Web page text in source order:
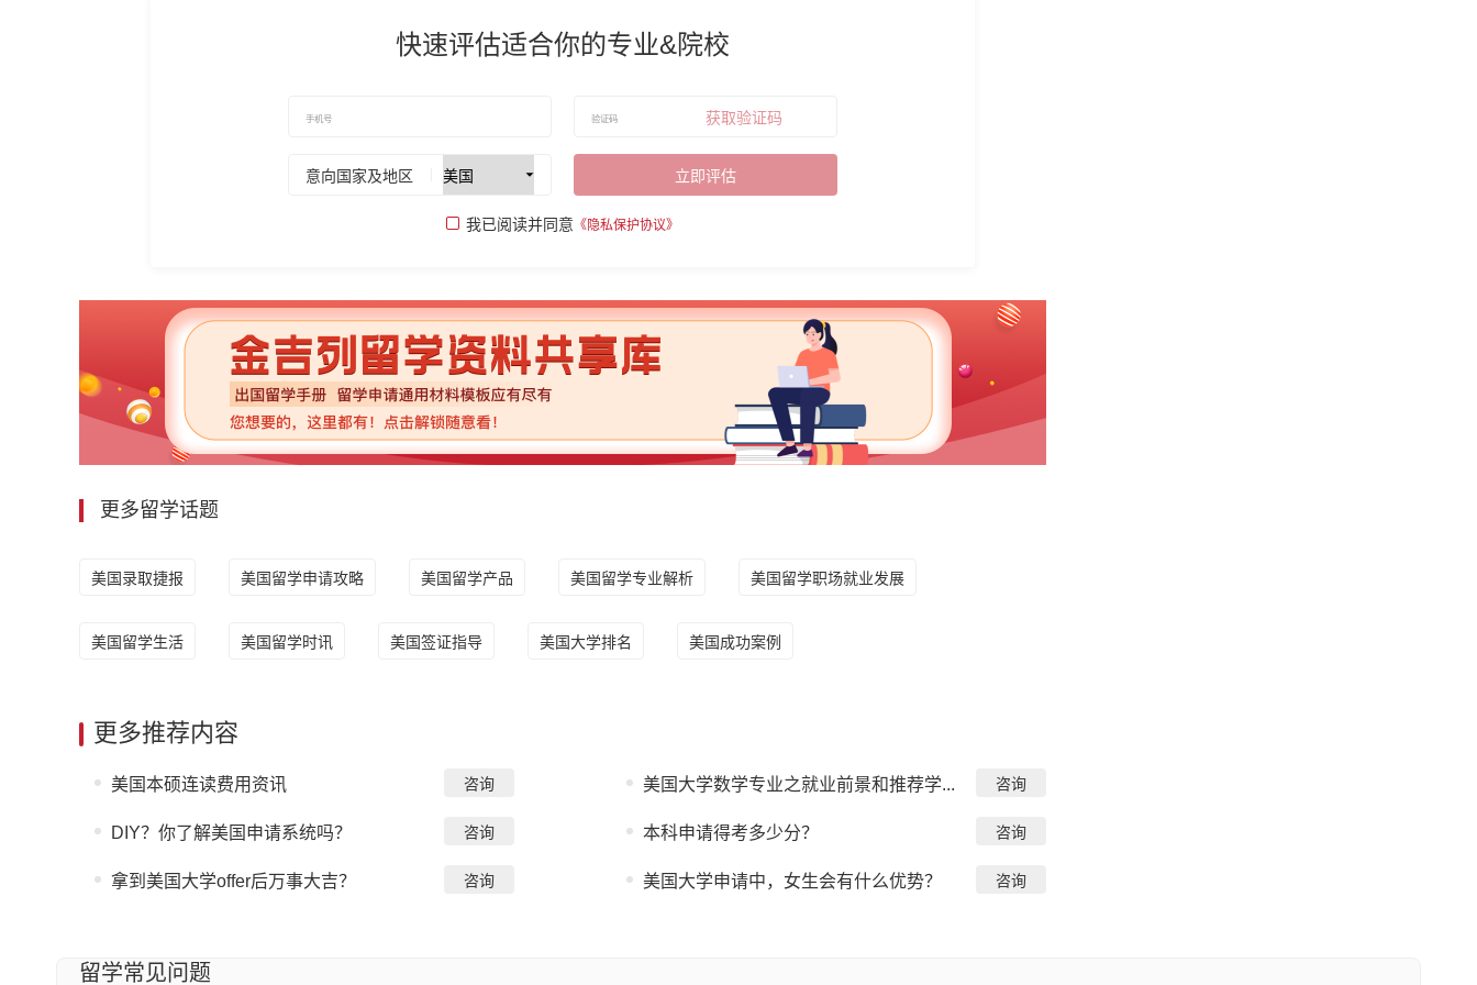
快速评估适合你的专业&院校
获取验证码
意向国家及地区 立即评估
我已阅读并同意 《隐私保护协议》
更多留学话题
美国录取捷报 美国留学申请攻略 美国留学产品 美国留学专业解析 美国留学职场就业发展
美国留学生活 美国留学时讯 美国签证指导 美国大学排名 美国成功案例
更多推荐内容
美国本硕连读费用资讯 咨询 美国大学数学专业之就业前景和推荐学... 咨询
DIY？你了解美国申请系统吗？ 咨询 本科申请得考多少分？ 咨询
拿到美国大学offer后万事大吉？ 咨询 美国大学申请中，女生会有什么优势？ 咨询
留学常见问题